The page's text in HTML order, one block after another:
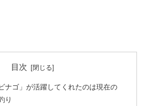
目次
ナゴ」が活躍してくれたのは現在の
り